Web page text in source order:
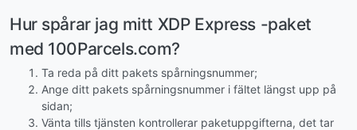
Hur spårar jag mitt XDP Express -paket
med 100Parcels.com?
Ta reda på ditt pakets spårningsnummer;
Ange ditt pakets spårningsnummer i fältet längst upp på
sidan;
Vänta tills tjänsten kontrollerar paketuppgifterna, det tar